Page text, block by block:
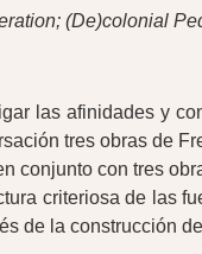
(De)colonial
las afinidades y
tres obras de
conjunto con tres
criteriosa de las
de la construcción